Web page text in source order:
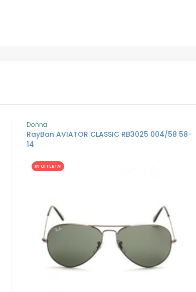
Donna
RayBan AVIATOR CLASSIC RB3025 004/58 58-
14
IN OFFERTA!